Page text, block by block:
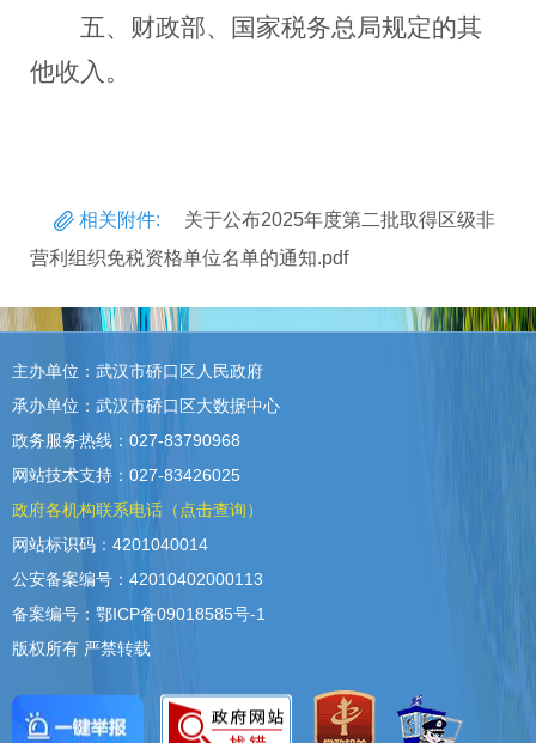
五、财政部、国家税务总局规定的其
他收入。
相关附件:
关于公布2025年度第二批取得区级非
营利组织免税资格单位名单的通知.pdf
主办单位：武汉市硚口区人民政府
承办单位：武汉市硚口区大数据中心
政务服务热线：027-83790968
网站技术支持：027-83426025
政府各机构联系电话（点击查询）
网站标识码：4201040014
公安备案编号：42010402000113
备案编号：鄂ICP备09018585号-1
版权所有 严禁转载